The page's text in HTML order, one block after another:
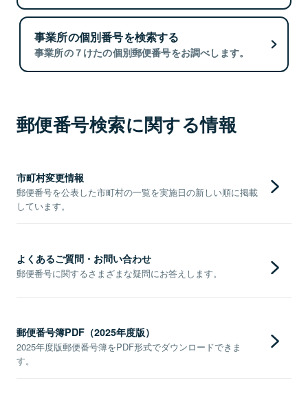
事業所の個別番号を検索する
事業所の７けたの個別郵便番号をお調べします。
郵便番号検索に関する情報
市町村変更情報
郵便番号を公表した市町村の一覧を実施日の新しい順に掲載
しています。
よくあるご質問・お問い合わせ
郵便番号に関するさまざまな疑問にお答えします。
郵便番号簿PDF（2025年度版）
2025年度版郵便番号簿をPDF形式でダウンロードできま
す。